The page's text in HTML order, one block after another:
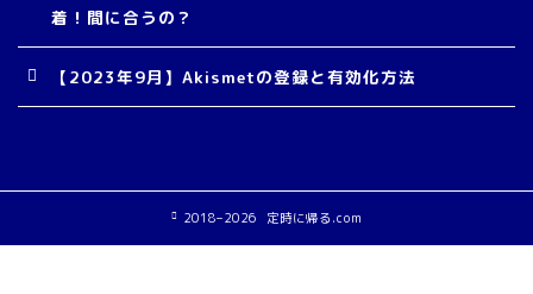
着！間に合うの？
【2023年9月】Akismetの登録と有効化方法
2018–2026 定時に帰る.com